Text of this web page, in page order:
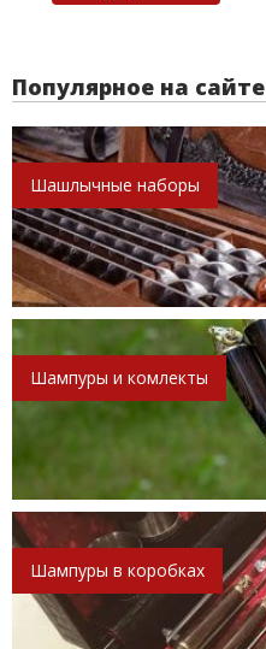
Популярное на сайте
Шашлычные наборы
Шампуры и комлекты
Шампуры в коробках